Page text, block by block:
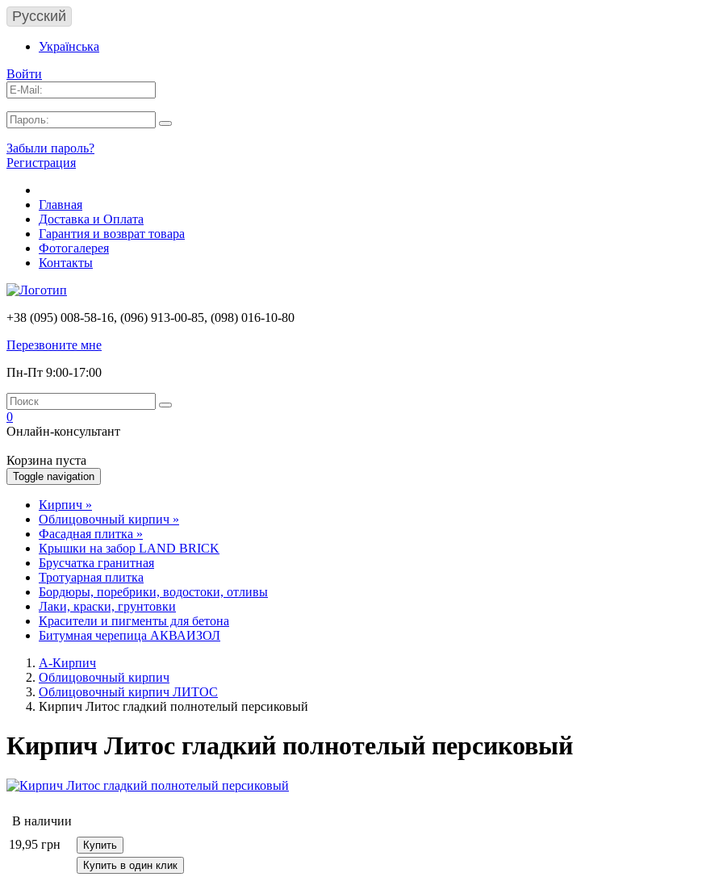
Русский
Українська
Войти
Забыли пароль?
Регистрация
Главная
Доставка и Оплата
Гарантия и возврат товара
Фотогалерея
Контакты
+38 (095) 008-58-16, (096) 913-00-85, (098) 016-10-80
Перезвоните мне
Пн-Пт 9:00-17:00
0
Онлайн-консультант
Корзина пуста
Toggle navigation
Кирпич »
Облицовочный кирпич »
Фасадная плитка »
Крышки на забор LAND BRICK
Брусчатка гранитная
Тротуарная плитка
Бордюры, поребрики, водостоки, отливы
Лаки, краски, грунтовки
Красители и пигменты для бетона
Битумная черепица АКВАИЗОЛ
А-Кирпич
Облицовочный кирпич
Облицовочный кирпич ЛИТОС
Кирпич Литос гладкий полнотелый персиковый
Кирпич Литос гладкий полнотелый персиковый
В наличии
19,95 грн
Купить
Купить в один клик